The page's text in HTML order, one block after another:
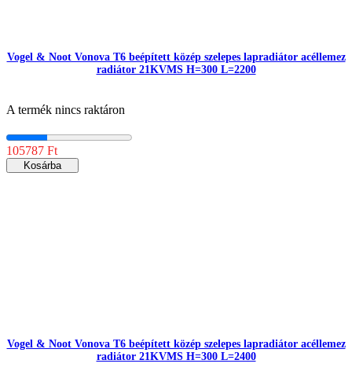
Vogel & Noot Vonova T6 beépített közép szelepes lapradiátor acéllemez
radiátor 21KVMS H=300 L=2200
A termék nincs raktáron
105787 Ft
Kosárba
Vogel & Noot Vonova T6 beépített közép szelepes lapradiátor acéllemez
radiátor 21KVMS H=300 L=2400